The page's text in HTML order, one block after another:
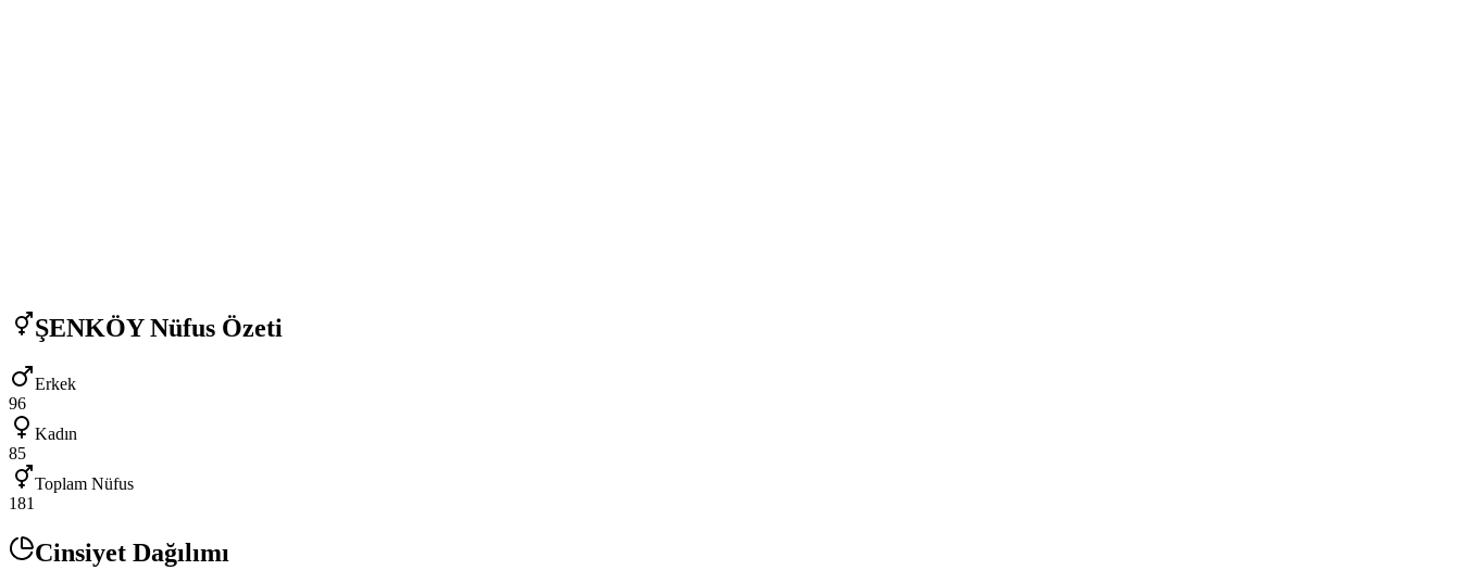
ŞENKÖYNüfus Özeti
Erkek
96
Kadın
85
Toplam Nüfus
181
Cinsiyet Dağılımı